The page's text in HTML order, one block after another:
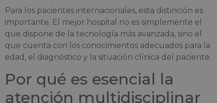
Para los pacientes internacionales, esta distinción es
importante. El mejor hospital no es simplemente el
que dispone de la tecnología más avanzada, sino el
que cuenta con los conocimientos adecuados para la
edad, el diagnóstico y la situación clínica del paciente.
Por qué es esencial la
atención multidisciplinar